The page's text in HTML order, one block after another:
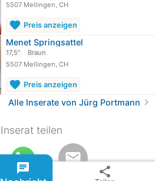
5507 Mellingen, CH
favorite Preis anzeigen
Menet Springsattel
17,5"
Braun
5507 Mellingen, CH
favorite Preis anzeigen
Alle Inserate von Jürg Portmann chevron_right
Inserat teilen
email
chat share